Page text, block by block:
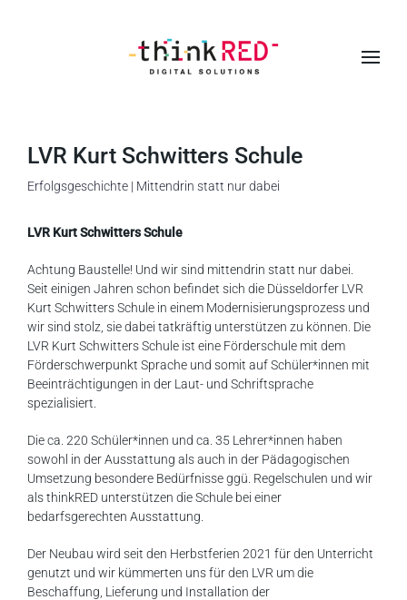
t
a
n
c
o
n
t
e
t
LVR Kurt Schwitters Schule
Erfolgsgeschichte | Mittendrin statt nur dabei
LVR Kurt Schwitters Schule
Achtung Baustelle! Und wir sind mittendrin statt nur dabei.
Seit einigen Jahren schon befindet sich die Düsseldorfer LVR
Kurt Schwitters Schule in einem Modernisierungsprozess und
wir sind stolz, sie dabei tatkräftig unterstützen zu können. Die
LVR Kurt Schwitters Schule ist eine Förderschule mit dem
Förderschwerpunkt Sprache und somit auf Schüler*innen mit
Beeinträchtigungen in der Laut- und Schriftsprache
spezialisiert.
Die ca. 220 Schüler*innen und ca. 35 Lehrer*innen haben
sowohl in der Ausstattung als auch in der Pädagogischen
Umsetzung besondere Bedürfnisse ggü. Regelschulen und wir
als thinkRED unterstützen die Schule bei einer
bedarfsgerechten Ausstattung.
Der Neubau wird seit den Herbstferien 2021 für den Unterricht
genutzt und wir kümmerten uns für den LVR um die
Beschaffung, Lieferung und Installation der